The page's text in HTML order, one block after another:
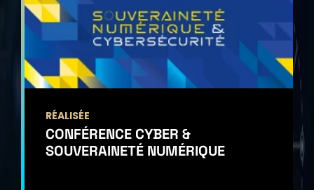
RÉALISÉE
CONFÉRENCE CYBER &
SOUVERAINETÉ NUMÉRIQUE